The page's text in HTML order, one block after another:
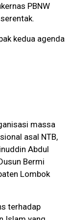
PBNW
kedua agenda
massa
asal NTB,
Abdul
Bermi
Lombok
terhadap